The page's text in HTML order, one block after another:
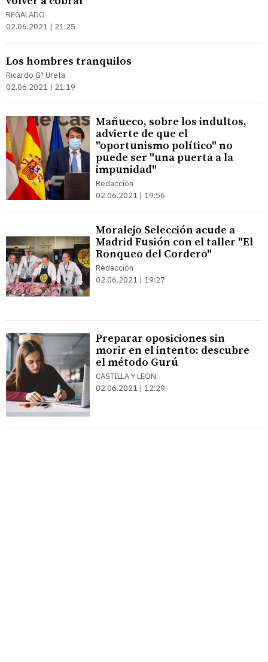
REGALADO
02.06.2021 | 21:25
Los hombres tranquilos
Ricardo Gª Ureta
02.06.2021 | 21:19
Mañueco, sobre los indultos,
advierte de que el
"oportunismo político" no
puede ser "una puerta a la
impunidad"
Redacción
02.06.2021 | 19:56
Moralejo Selección acude a
Madrid Fusión con el taller "El
Ronqueo del Cordero"
Redacción
02.06.2021 | 19:27
Preparar oposiciones sin
morir en el intento: descubre
el método Gurú
CASTILLA Y LEON
02.06.2021 | 12:29